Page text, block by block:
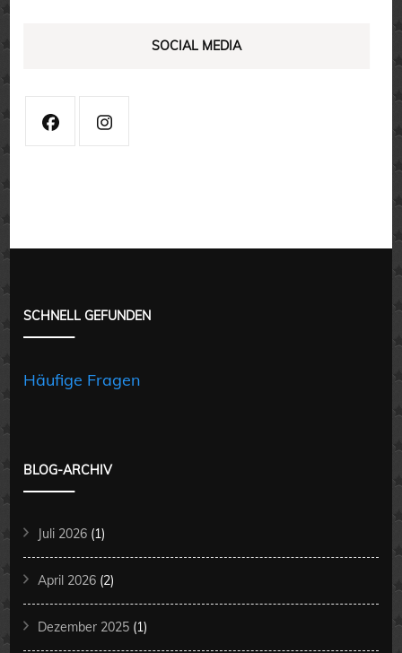
SOCIAL MEDIA
SCHNELL GEFUNDEN
Häufige Fragen
BLOG-ARCHIV
Juli 2026 (1)
April 2026 (2)
Dezember 2025 (1)